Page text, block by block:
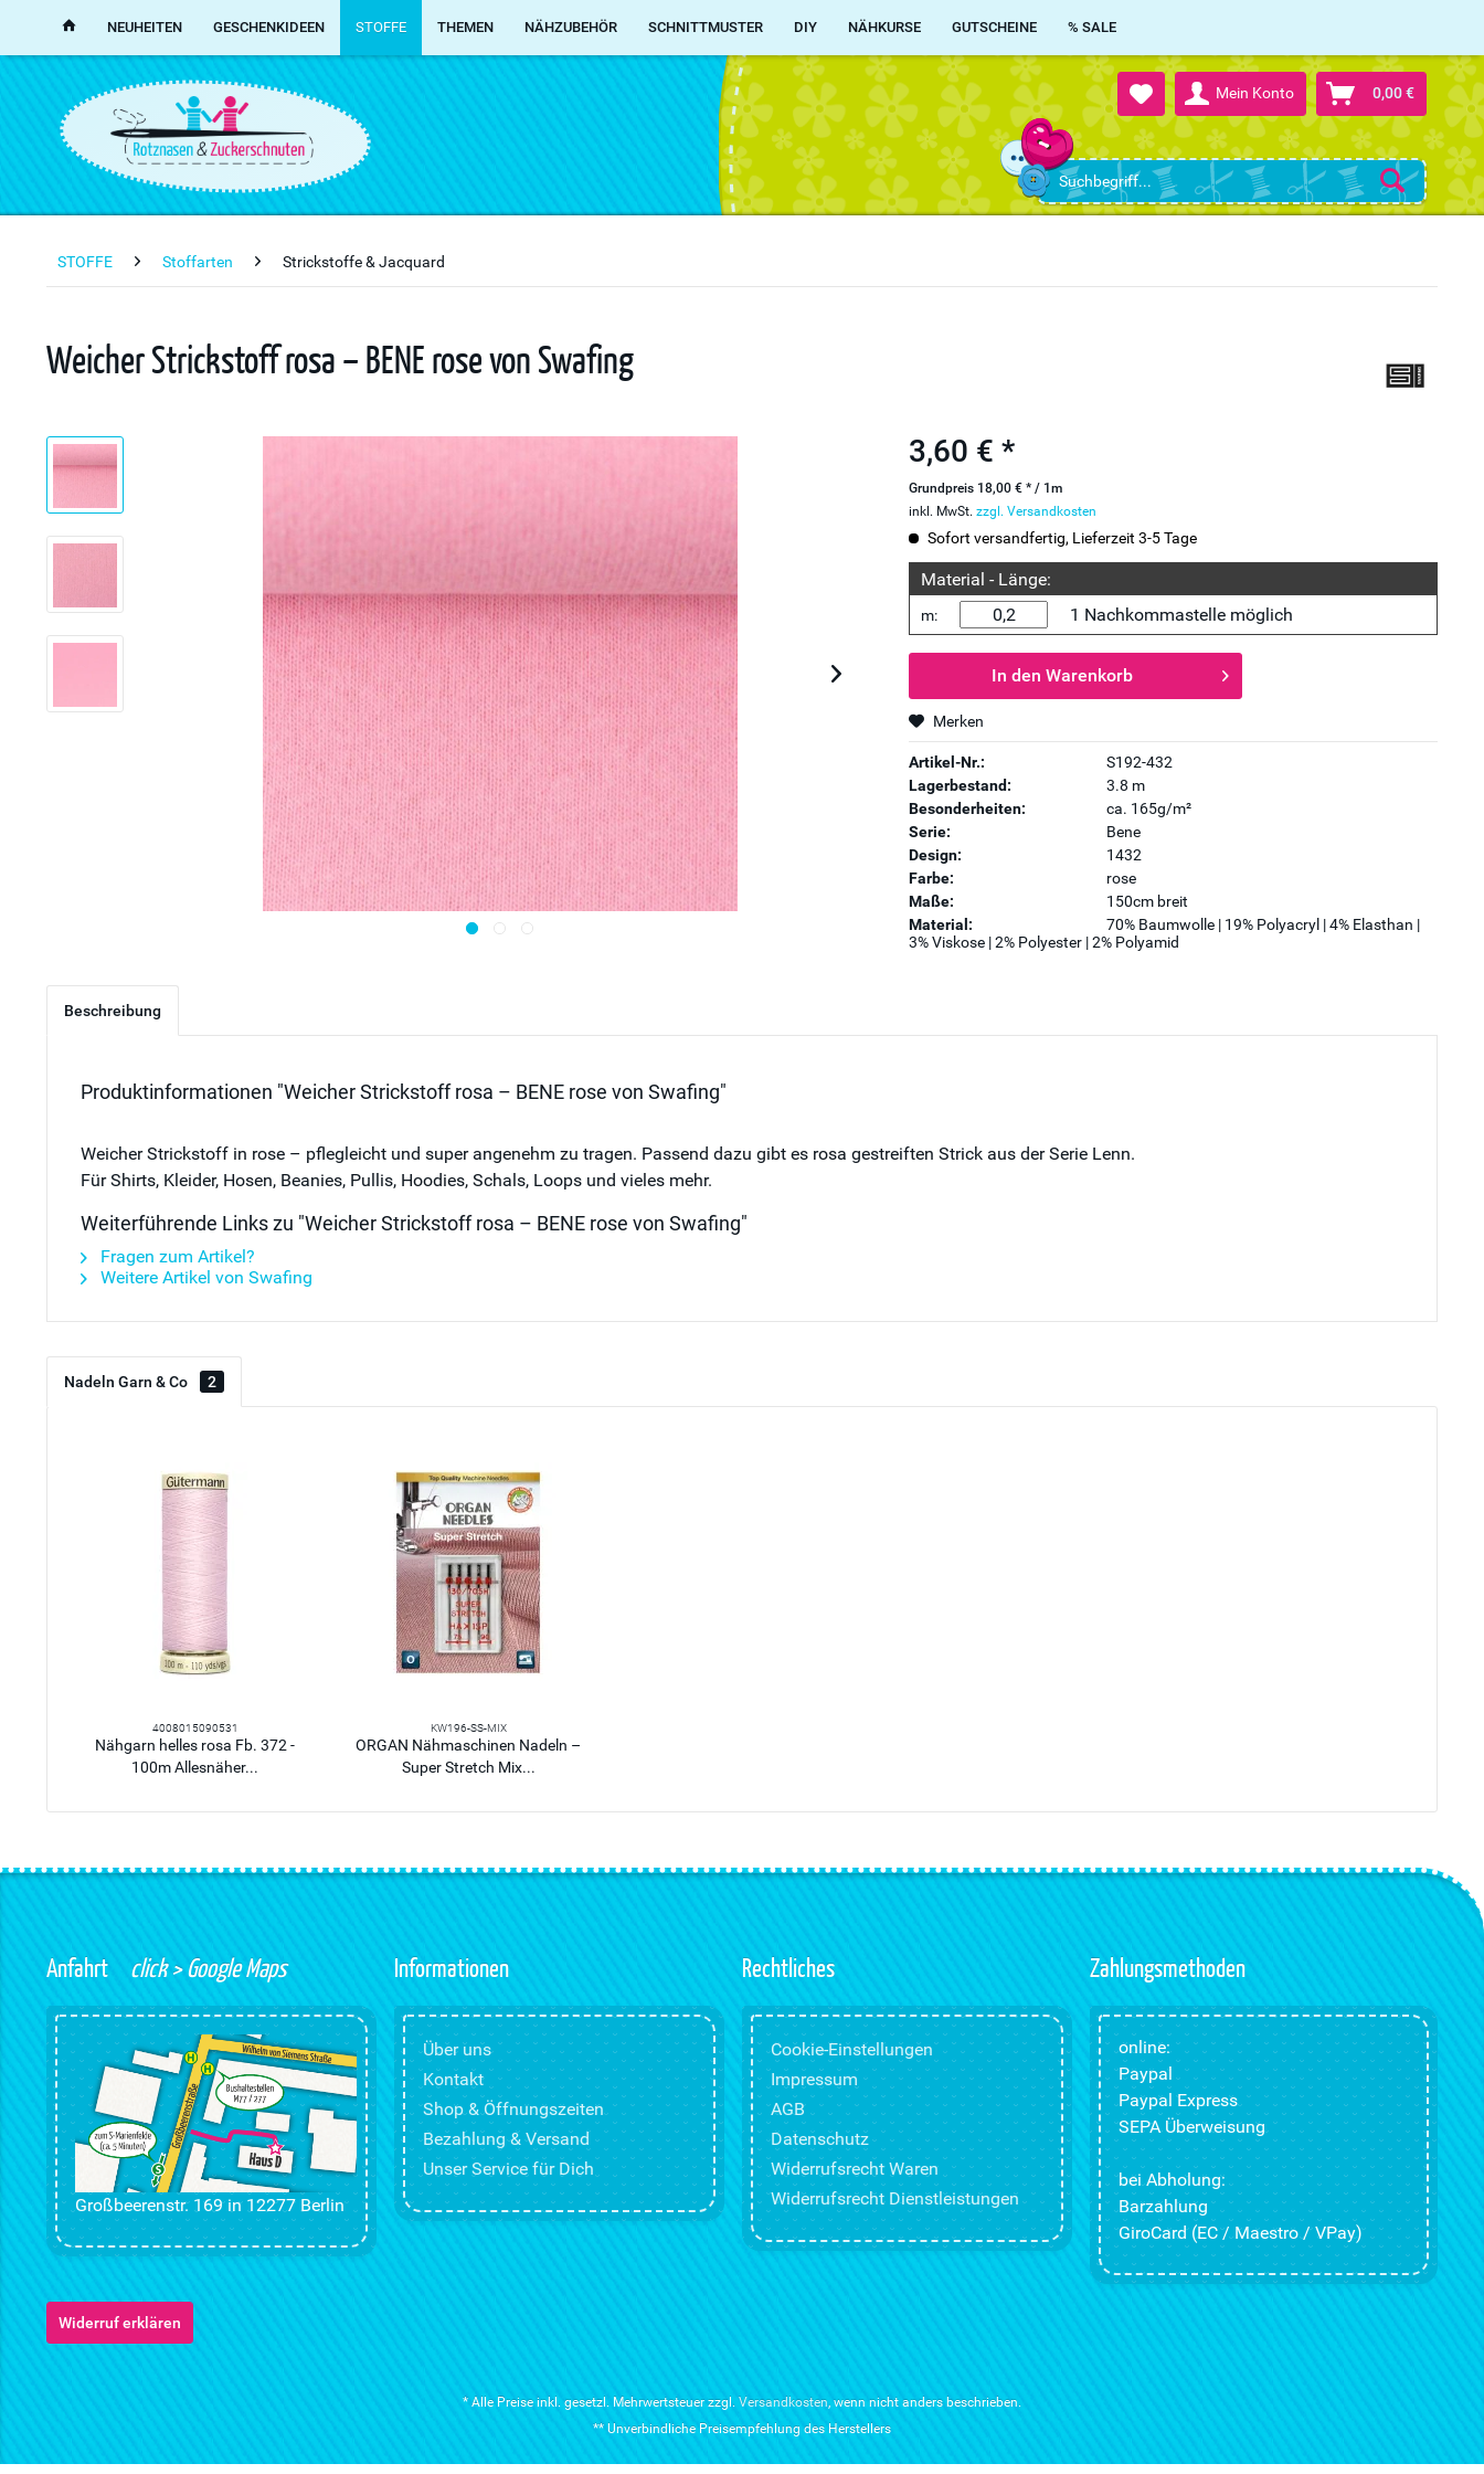
Mein Konto 0,00 €
NEUHEITEN GESCHENKIDEEN STOFFE THEMEN NÄHZUBEHÖR SCHNITTMUSTER DIY NÄHKURSE GUTSCHEINE % SALE
STOFFE Stoffarten Strickstoffe & Jacquard
Weicher Strickstoff rosa – BENE rose von Swafing
3,60 € *
Grundpreis 18,00 € * / 1m
inkl. MwSt.zzgl. Versandkosten
Sofort versandfertig, Lieferzeit 3-5 Tage
Material - Länge:
m: 1 Nachkommastelle möglich
In den Warenkorb
Merken
Artikel-Nr.:
S192-432
Lagerbestand:
3.8 m
Besonderheiten:
ca. 165g/m²
Serie:
Bene
Design:
1432
Farbe:
rose
Maße:
150cm breit
Material:
70% Baumwolle | 19% Polyacryl | 4% Elasthan |
3% Viskose | 2% Polyester | 2% Polyamid
Beschreibung
Produktinformationen "Weicher Strickstoff rosa – BENE rose von Swafing"
Weicher Strickstoff in rose – pflegleicht und super angenehm zu tragen. Passend dazu gibt es rosa gestreiften Strick aus der Serie Lenn.
Für Shirts, Kleider, Hosen, Beanies, Pullis, Hoodies, Schals, Loops und vieles mehr.
Weiterführende Links zu "Weicher Strickstoff rosa – BENE rose von Swafing"
Fragen zum Artikel?
Weitere Artikel von Swafing
Nadeln Garn & Co 2
4008015090531
Nähgarn helles rosa Fb. 372 -
100m Allesnäher...
KW196-SS-MIX
ORGAN Nähmaschinen Nadeln –
Super Stretch Mix...
Anfahrt click > Google Maps
Großbeerenstr. 169 in 12277 Berlin
Informationen
Über uns
Kontakt
Shop & Öffnungszeiten
Bezahlung & Versand
Unser Service für Dich
Rechtliches
Cookie-Einstellungen
Impressum
AGB
Datenschutz
Widerrufsrecht Waren
Widerrufsrecht Dienstleistungen
Zahlungsmethoden
online:
Paypal
Paypal Express
SEPA Überweisung
bei Abholung:
Barzahlung
GiroCard (EC / Maestro / VPay)
Widerruf erklären
* Alle Preise inkl. gesetzl. Mehrwertsteuer zzgl. Versandkosten, wenn nicht anders beschrieben.
** Unverbindliche Preisempfehlung des Herstellers